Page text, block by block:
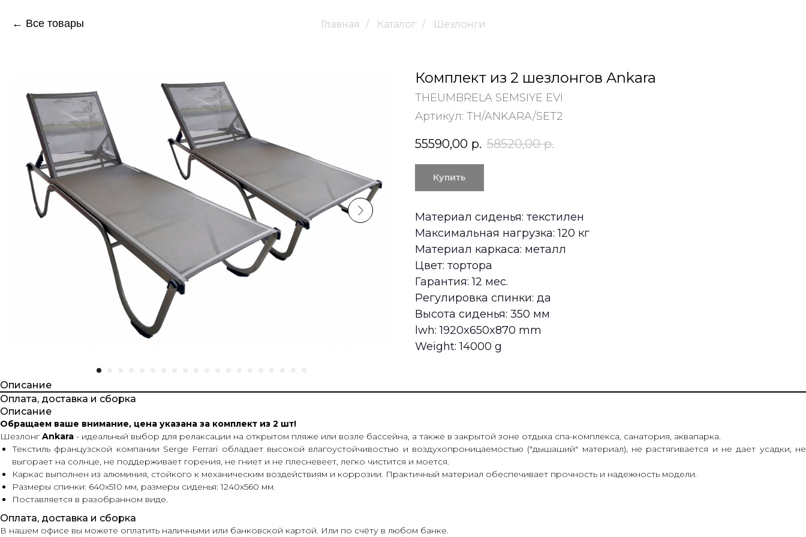
← Все товары Главная / Каталог / Шезлонги
Комплект из 2 шезлонгов Ankara
THEUMBRELA SEMSIYE EVI
Артикул: TH/ANKARA/SET2
55590,00 р. 58520,00 р.
Купить
Материал сиденья: текстилен
Максимальная нагрузка: 120 кг
Материал каркаса: металл
Цвет: тортора
Гарантия: 12 мес.
Регулировка спинки: да
Высота сиденья: 350 мм
lwh: 1920x650x870 mm
Weight: 14000 g
Описание
Оплата, доставка и сборка
Описание
Обращаем ваше внимание, цена указана за комплект из 2 шт!
ШезлонгAnkara - идеальный выбор для релаксации на открытом пляже или возле бассейна, а также в закрытой зоне отдыха спа-комплекса, санатория, аквапарка.
Текстиль французской компании Serge Ferrari обладает высокой влагоустойчивостью и воздухопроницаемостью ("дышаший" материал), не растягивается и не дает усадки, не
выгорает на солнце, не поддерживает горения, не гниет и не плесневеет, легко чистится и моется.
Каркас выполнен из алюминия, стойкого к механическим воздействиям и коррозии. Практичный материал обеспечивает прочность и надежность модели.
Размеры спинки: 640х510 мм, размеры сиденья: 1240х560 мм.
Поставляется в разобранном виде.
Оплата, доставка и сборка
В нашем офисе вы можете оплатить наличными или банковской картой. Или по счёту в любом банке.